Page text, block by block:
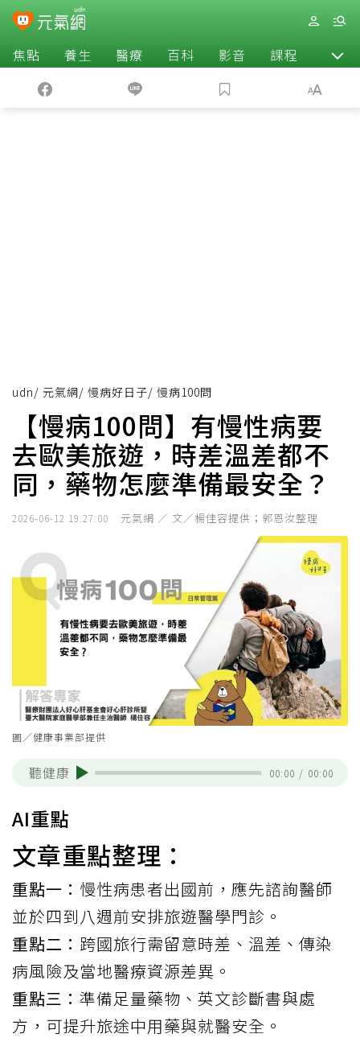
焦點 養生 醫療 百科 影音 課程 退休
udn/ 元氣網/ 慢病好日子/ 慢病100問
【慢病100問】有慢性病要
去歐美旅遊，時差溫差都不
同，藥物怎麼準備最安全？
2026-06-12 19:27:00 元氣網 ／ 文／楊佳容提供；郭恩汝整理
圖／健康事業部提供
聽健康 00:00 / 00:00
AI重點
文章重點整理：
重點一： 慢性病患者出國前，應先諮詢醫師
並於四到八週前安排旅遊醫學門診。
重點二： 跨國旅行需留意時差、溫差、傳染
病風險及當地醫療資源差異。
重點三： 準備足量藥物、英文診斷書與處
方，可提升旅途中用藥與就醫安全。